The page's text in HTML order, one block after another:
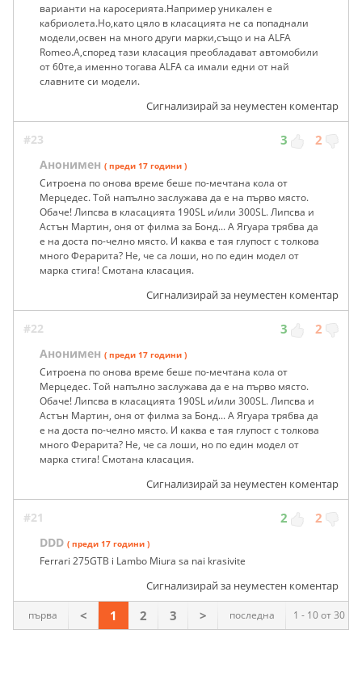
варианти на каросерията.Например уникален е
кабриолета.Но,като цяло в класацията не са попаднали
модели,освен на много други марки,също и на ALFA
Romeo.А,според тази класация преобладават автомобили
от 60те,а именно тогава ALFA са имали едни от най
славните си модели.
Сигнализирай за неуместен коментар
#23 3 2
Анонимен ( преди 17 години )
Ситроена по онова време беше по-мечтана кола от
Мерцедес. Той напълно заслужава да е на първо място.
Обаче! Липсва в класацията 190SL и/или 300SL. Липсва и
Астън Мартин, оня от филма за Бонд... А Ягуара трябва да
е на доста по-челно място. И каква е тая глупост с толкова
много Ферарита? Не, че са лоши, но по един модел от
марка стига! Смотана класация.
Сигнализирай за неуместен коментар
#22 3 2
Анонимен ( преди 17 години )
Ситроена по онова време беше по-мечтана кола от
Мерцедес. Той напълно заслужава да е на първо място.
Обаче! Липсва в класацията 190SL и/или 300SL. Липсва и
Астън Мартин, оня от филма за Бонд... А Ягуара трябва да
е на доста по-челно място. И каква е тая глупост с толкова
много Ферарита? Не, че са лоши, но по един модел от
марка стига! Смотана класация.
Сигнализирай за неуместен коментар
#21 2 2
DDD ( преди 17 години )
Ferrari 275GTB i Lambo Miura sa nai krasivite
Сигнализирай за неуместен коментар
1 - 10 от 30
първа < 1 2 3 > последна